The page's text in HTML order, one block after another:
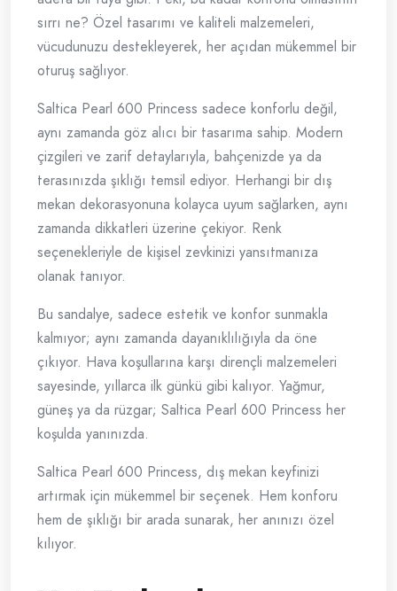
sırrı ne? Özel tasarımı ve kaliteli malzemeleri,
vücudunuzu destekleyerek, her açıdan mükemmel bir
oturuş sağlıyor.
Saltica Pearl 600 Princess sadece konforlu değil,
aynı zamanda göz alıcı bir tasarıma sahip. Modern
çizgileri ve zarif detaylarıyla, bahçenizde ya da
terasınızda şıklığı temsil ediyor. Herhangi bir dış
mekan dekorasyonuna kolayca uyum sağlarken, aynı
zamanda dikkatleri üzerine çekiyor. Renk
seçenekleriyle de kişisel zevkinizi yansıtmanıza
olanak tanıyor.
Bu sandalye, sadece estetik ve konfor sunmakla
kalmıyor; aynı zamanda dayanıklılığıyla da öne
çıkıyor. Hava koşullarına karşı dirençli malzemeleri
sayesinde, yıllarca ilk günkü gibi kalıyor. Yağmur,
güneş ya da rüzgar; Saltica Pearl 600 Princess her
koşulda yanınızda.
Saltica Pearl 600 Princess, dış mekan keyfinizi
artırmak için mükemmel bir seçenek. Hem konforu
hem de şıklığı bir arada sunarak, her anınızı özel
kılıyor.